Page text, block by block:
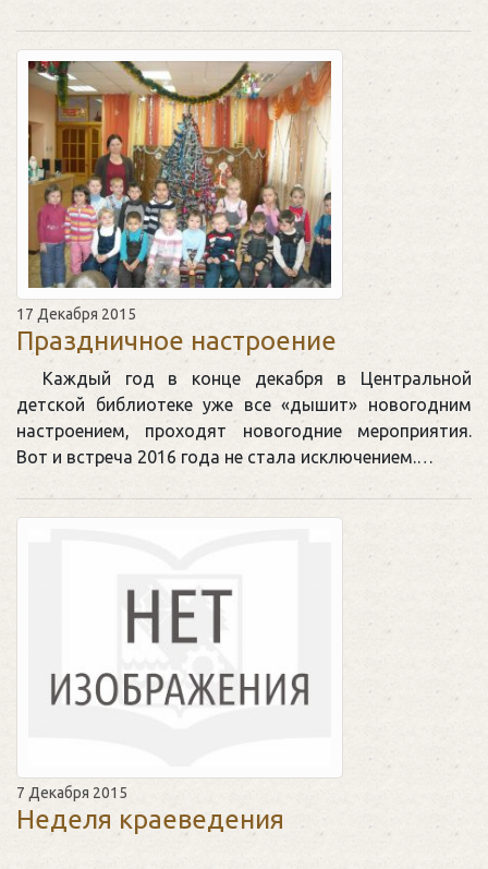
17 Декабря 2015
Праздничное настроение
Каждый год в конце декабря в Центральной
детской библиотеке уже все «дышит» новогодним
настроением, проходят новогодние мероприятия.
Вот и встреча 2016 года не стала исключением.…
7 Декабря 2015
Неделя краеведения